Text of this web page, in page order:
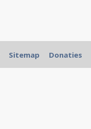
Sitemap Donaties